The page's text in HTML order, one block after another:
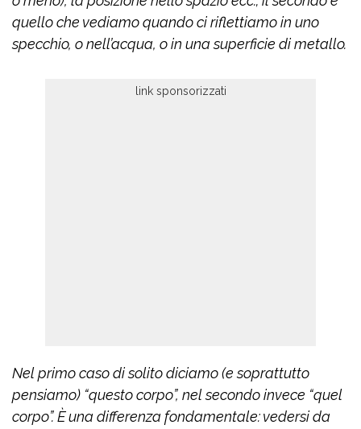
quello che vediamo quando ci riflettiamo in uno
specchio, o nell’acqua, o in una superficie di metallo.
Nel primo caso di solito diciamo (e soprattutto
pensiamo) “questo corpo”, nel secondo invece “quel
corpo”. È una differenza fondamentale: vedersi da